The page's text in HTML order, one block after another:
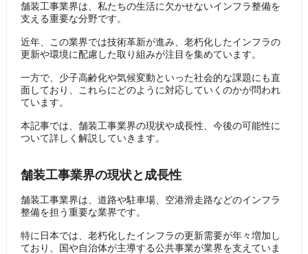
舗装工事業界は、私たちの生活に欠かせないインフラ整備を
支える重要な分野です。
近年、この業界では技術革新が進み、老朽化したインフラの
更新や環境に配慮した取り組みが注目を集めています。
一方で、少子高齢化や気候変動といった社会的な課題にも直
面しており、これらにどのように対応していくのかが問われ
ています。
本記事では、舗装工事業界の現状や成長性、今後の可能性に
ついて詳しく解説していきます。
舗装工事業界の現状と成長性
舗装工事業界は、道路や駐車場、空港滑走路などのインフラ
整備を担う重要な業界です。
特に日本では、老朽化したインフラの更新需要が年々増加し
ており、国や自治体が主導する公共事業が業界を支えていま